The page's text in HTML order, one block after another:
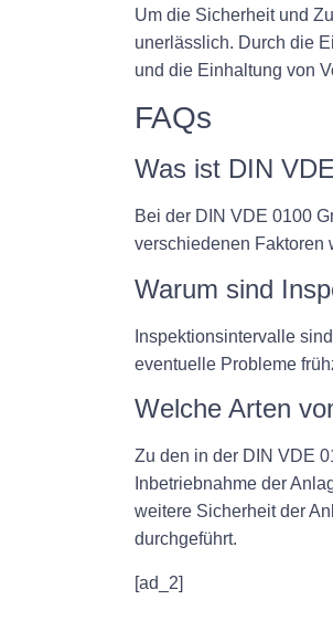
Um die Sicherheit und
unerlässlich. Durch die
und die Einhaltung von
FAQs
Was ist DIN
Bei der DIN VDE 0100
verschiedenen Faktoren
Warum sind
Inspektionsintervalle
eventuelle Probleme
Welche Arten
Zu den in der DIN VDE
Inbetriebnahme der
weitere Sicherheit der
durchgeführt.
[ad_2]